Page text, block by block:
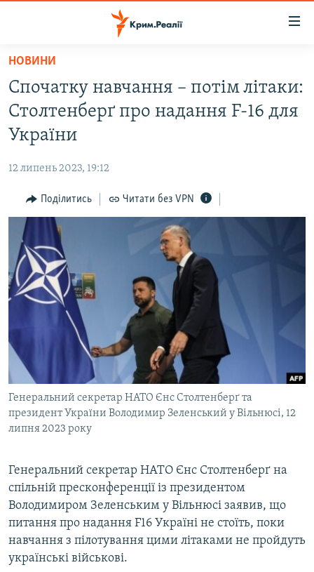
Перейти
основного
матеріалу
Перейти
до
основної
Перейти
до
пошуку
ВОДА.КРИМ
ВІДЕО ТА ФОТО
БЛОГИ
ПОГЛЯД
ІНТЕРВ'Ю
ВСЕ ЗА ДЕНЬ
СПЕЦПРОЕКТИ
ДЕПОРТАЦІЯ
ВІДЕОУРОКИ «ELIFBE»
СВІДЧЕННЯ ОКУПАЦІЇ
УКРАЇНСЬКА ПРОБЛЕМА КРИМУ
ІНФОГРАФІКА
ЯК ОБІЙТИ БЛОКУВАННЯ
Qırımtatar
ДОЛУЧАЙСЯ!
Усі сайти RFE/RL
НОВИНИ
Спочатку навчання – потім літаки:
Столтенберґ про надання F-16 для
України
12 липень 2023, 19:12
Поділитись Читати без VPN
Генеральний секретар НАТО Єнс Столтенберґ та
президент України Володимир Зеленський у Вільнюсі, 12
липня 2023 року
Генеральний секретар НАТО Єнс Столтенберґ на
спільній пресконференції із президентом
Володимиром Зеленським у Вільнюсі заявив, що
питання про надання F16 Україні не стоїть, поки
навчання з пілотування цими літаками не пройдуть
українські військові.